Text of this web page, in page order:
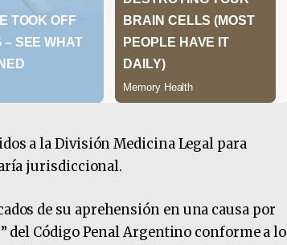
a la División Medicina Legal para
jurisdiccional.
de su aprehensión en una causa por
del Código Penal Argentino conforme a lo